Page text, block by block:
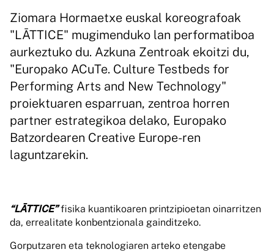
Ziomara Hormaetxe euskal koreografoak
"LĀTTICE" mugimenduko lan performatiboa
aurkeztuko du. Azkuna Zentroak ekoitzi du,
"Europako ACuTe. Culture Testbeds for
Performing Arts and New Technology"
proiektuaren esparruan, zentroa horren
partner estrategikoa delako, Europako
Batzordearen Creative Europe-ren
laguntzarekin.
“LĀTTICE”fisika kuantikoaren printzipioetan oinarritzen
da, errealitate konbentzionala gainditzeko.
Gorputzaren eta teknologiaren arteko etengabe